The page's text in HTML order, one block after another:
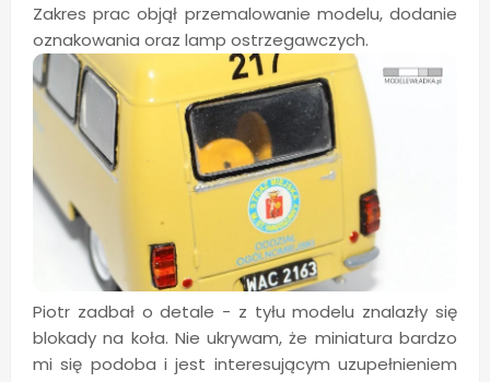
Zakres prac objął przemalowanie modelu, dodanie
oznakowania oraz lamp ostrzegawczych.
Piotr zadbał o detale - z tyłu modelu znalazły się
blokady na koła. Nie ukrywam, że miniatura bardzo
mi się podoba i jest interesującym uzupełnieniem